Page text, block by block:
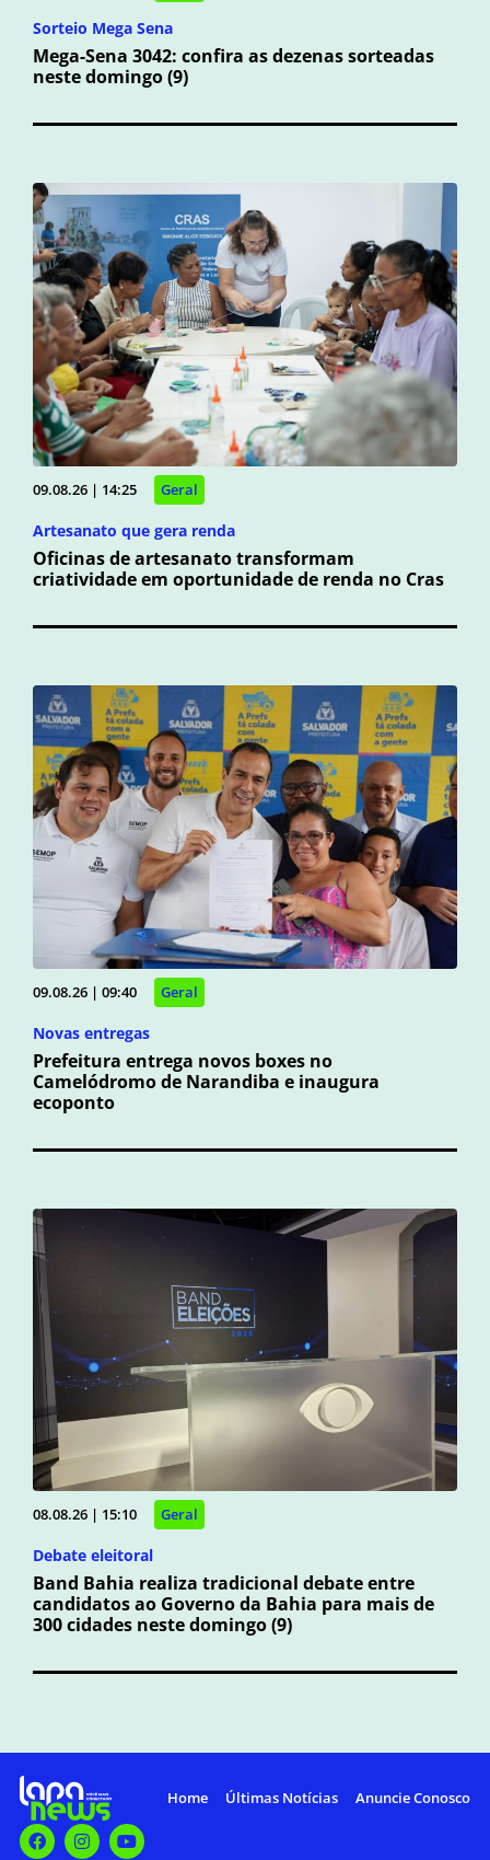
Sorteio Mega Sena
Mega-Sena 3042: confira as dezenas sorteadas
neste domingo (9)
09.08.26 | 14:25 Geral
Artesanato que gera renda
Oficinas de artesanato transformam
criatividade em oportunidade de renda no Cras
09.08.26 | 09:40 Geral
Novas entregas
Prefeitura entrega novos boxes no
Camelódromo de Narandiba e inaugura
ecoponto
08.08.26 | 15:10 Geral
Debate eleitoral
Band Bahia realiza tradicional debate entre
candidatos ao Governo da Bahia para mais de
300 cidades neste domingo (9)
Home Últimas Notícias Anuncie Conosco